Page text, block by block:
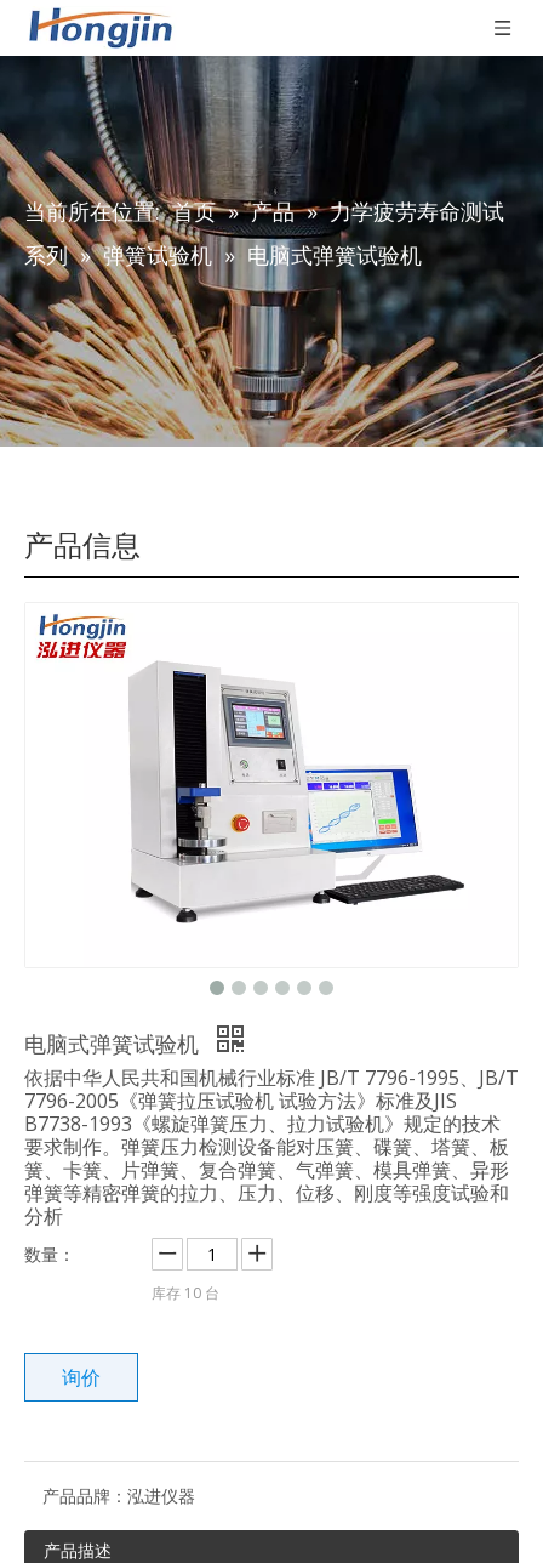
当前所在位置: 首页 » 产品 » 力学疲劳寿命测试
系列 » 弹簧试验机 » 电脑式弹簧试验机
产品信息
电脑式弹簧试验机
依据中华人民共和国机械行业标准 JB/T 7796-1995、JB/T
7796-2005《弹簧拉压试验机 试验方法》标准及JIS
B7738-1993《螺旋弹簧压力、拉力试验机》规定的技术
要求制作。弹簧压力检测设备能对压簧、碟簧、塔簧、板
簧、卡簧、片弹簧、复合弹簧、气弹簧、模具弹簧、异形
弹簧等精密弹簧的拉力、压力、位移、刚度等强度试验和
分析
数量：
库存 10 台
询价
产品品牌： 泓进仪器
产品描述